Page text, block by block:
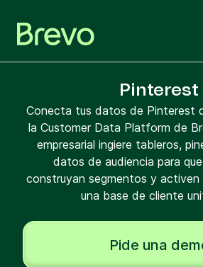
Pinterest
Conecta tus datos de Pinterest
la Customer Data Platform de
empresarial ingiere tableros,
datos de audiencia para
construyan segmentos y activen
una base de cliente
Pide una